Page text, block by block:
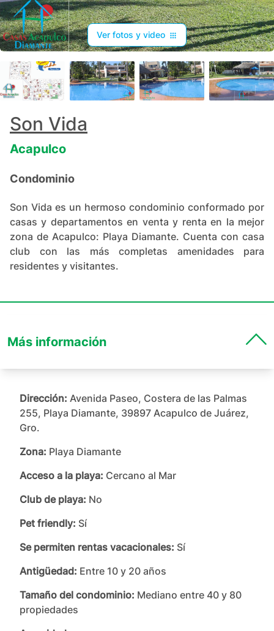
Ver fotos y video
Son Vida
Acapulco
Condominio
Son Vida es un hermoso condominio conformado por
casas y departamentos en venta y renta en la mejor
zona de Acapulco: Playa Diamante. Cuenta con casa
club con las más completas amenidades para
residentes y visitantes.
Más información
Dirección: Avenida Paseo, Costera de las Palmas
255, Playa Diamante, 39897 Acapulco de Juárez,
Gro.
Zona: Playa Diamante
Acceso a la playa: Cercano al Mar
Club de playa: No
Pet friendly: Sí
Se permiten rentas vacacionales: Sí
Antigüedad: Entre 10 y 20 años
Tamaño del condominio: Mediano entre 40 y 80
propiedades